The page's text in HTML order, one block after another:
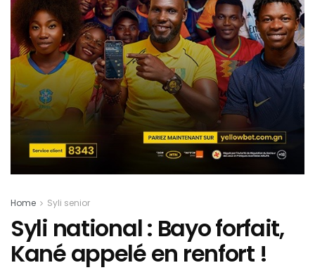
Home Syli senior
Syli national : Bayo forfait,
Kané appelé en renfort !